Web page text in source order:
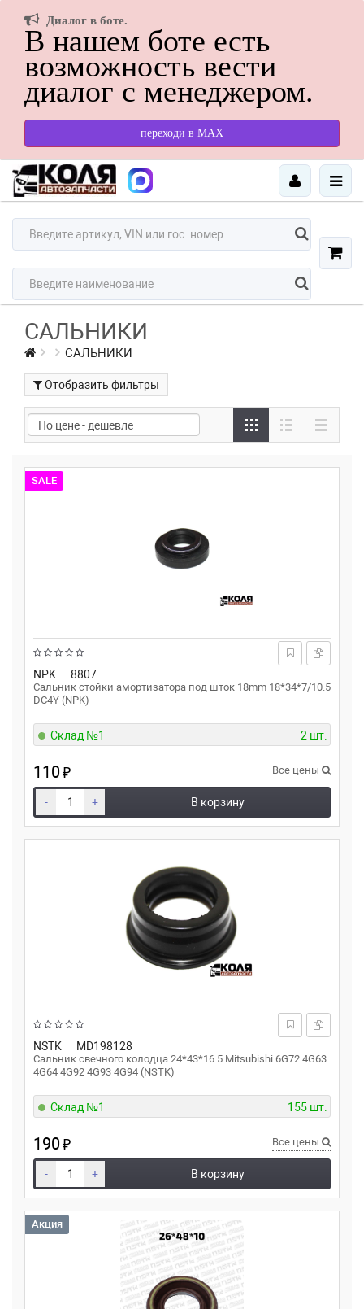
Диалог в боте.
В нашем боте есть
возможность вести
диалог с менеджером.
переходи в МАХ
САЛЬНИКИ
САЛЬНИКИ
Отобразить фильтры
NPK 8807
Сальник стойки амортизатора под шток 18mm 18*34*7/10.5
DC4Y (NPK)
SALE
Склад №1 2 шт.
110₽ Все цены
- + В корзину
NSTK MD198128
Сальник свечного колодца 24*43*16.5 Mitsubishi 6G72 4G63
4G64 4G92 4G93 4G94 (NSTK)
Склад №1 155 шт.
190₽ Все цены
- + В корзину
Акция